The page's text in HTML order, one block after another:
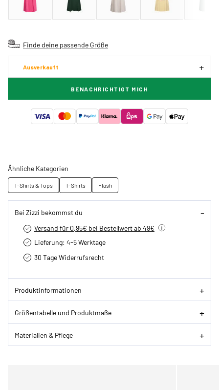
Finde deine passende Größe
Ausverkauft
BENACHRICHTIGT MICH
Ähnliche Kategorien
T-Shirts & Tops T-Shirts Flash
Bei Zizzi bekommst du
Versand für 0,95€ bei Bestellwert ab 49€
Lieferung: 4-5 Werktage
30 Tage Widerrufsrecht
Produktinformationen
Größentabelle und Produktmaße
Materialien & Pflege